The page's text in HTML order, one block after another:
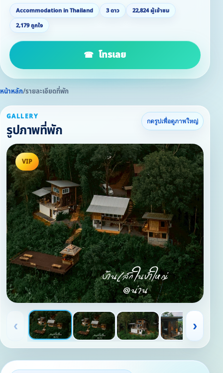
Accommodation in Thailand 3 ดาว
22,824 ผู้เข้าชม
2,179 ถูกใจ
โทรเลย
หน้าหลัก/รายละเอียดที่พัก
GALLERY
รูปภาพที่พัก
กดรูปเพื่อดูภาพใหญ่
VIP
‹ ›